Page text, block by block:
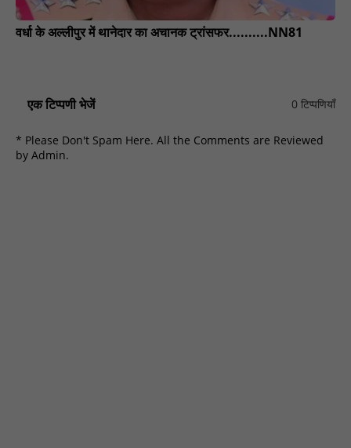
वर्धा के अल्लीपुर में थानेदार का अचानक ट्रांसफर..........NN81
एक टिप्पणी भेजें 0 टिप्पणियाँ
* Please Don't Spam Here. All the Comments are Reviewed
by Admin.